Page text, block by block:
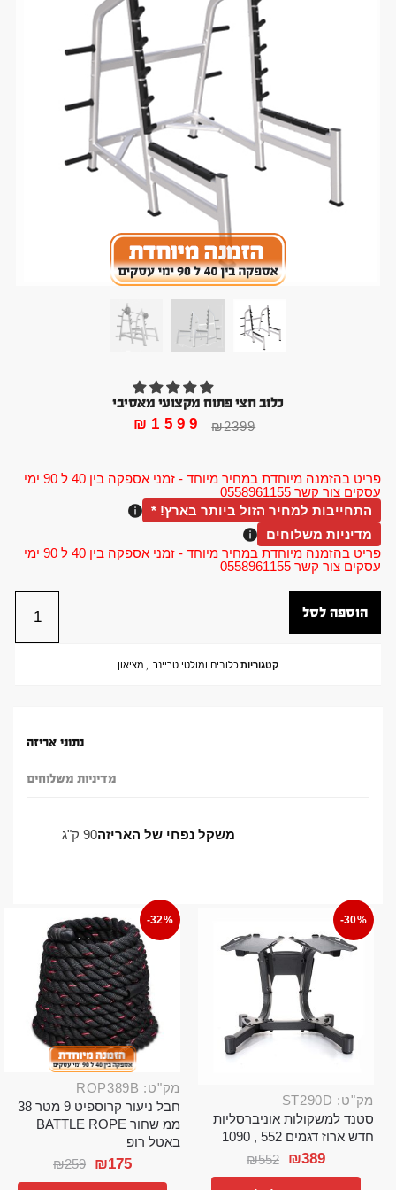
פריט בהזמנה מיוחדת במחיר מיוחד - זמני אספקה בין 40 ל 90 ימי
עסקים צור קשר 0558961155
כלוב חצי פתוח מקצועי מאסיבי
₪2399
₪ 1599
התחייבות למחיר הזול ביותר בארץ! *
מדיניות משלוחים
פריט בהזמנה מיוחדת במחיר מיוחד - זמני אספקה בין 40 ל 90 ימי
עסקים צור קשר 0558961155
הוספה לסל
קטגוריותכלובים ומולטי טריינר , מציאון
נתוני אריזה
מדיניות משלוחים
משקל נפחי של האריזה90 ק"ג
-30%
מק"ט: ST290D
סטנד למשקולות אוניברסליות
חדש ארוז דגמים 552 , 1090
₪552 ₪389
-32%
מק"ט: ROP389B
חבל ניעור קרוספיט 9 מטר 38
ממ שחור BATTLE ROPE
באטל רופ
₪259 ₪175